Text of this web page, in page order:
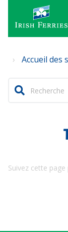
Accueil des
Suivez cette